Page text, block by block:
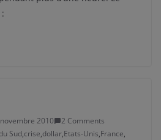
2010
2 Comments
Sud,crise,dollar,Etats-Unis,France,